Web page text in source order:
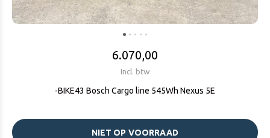
6.070,00
Incl. btw
-BIKE43 Bosch Cargo line 545Wh Nexus 5E
NIET OP VOORRAAD